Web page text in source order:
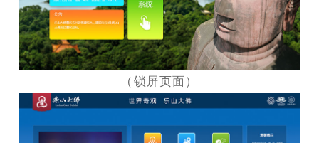
（锁屏页面）